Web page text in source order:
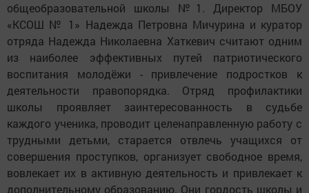
общеобразовательной школы №1. Директор МБОУ
«КСОШ № 1» Надежда Петровна Мичурина и куратор
отряда Надежда Николаевна Хаткевич считают одним
из наиболее эффективных путей патриотического
воспитания молодёжи - привлечение подростков к
деятельности правопорядка. Отряд профилактики
школы проявляет заинтересованность в судьбе
каждого ученика, проводит целенаправленную работу с
трудными детьми, старается отвлечь учащихся от
совершения проступков, организует свободное время,
вовлекает их в активную деятельность и привлекает к
дополнительному образованию. Они гордость школы и